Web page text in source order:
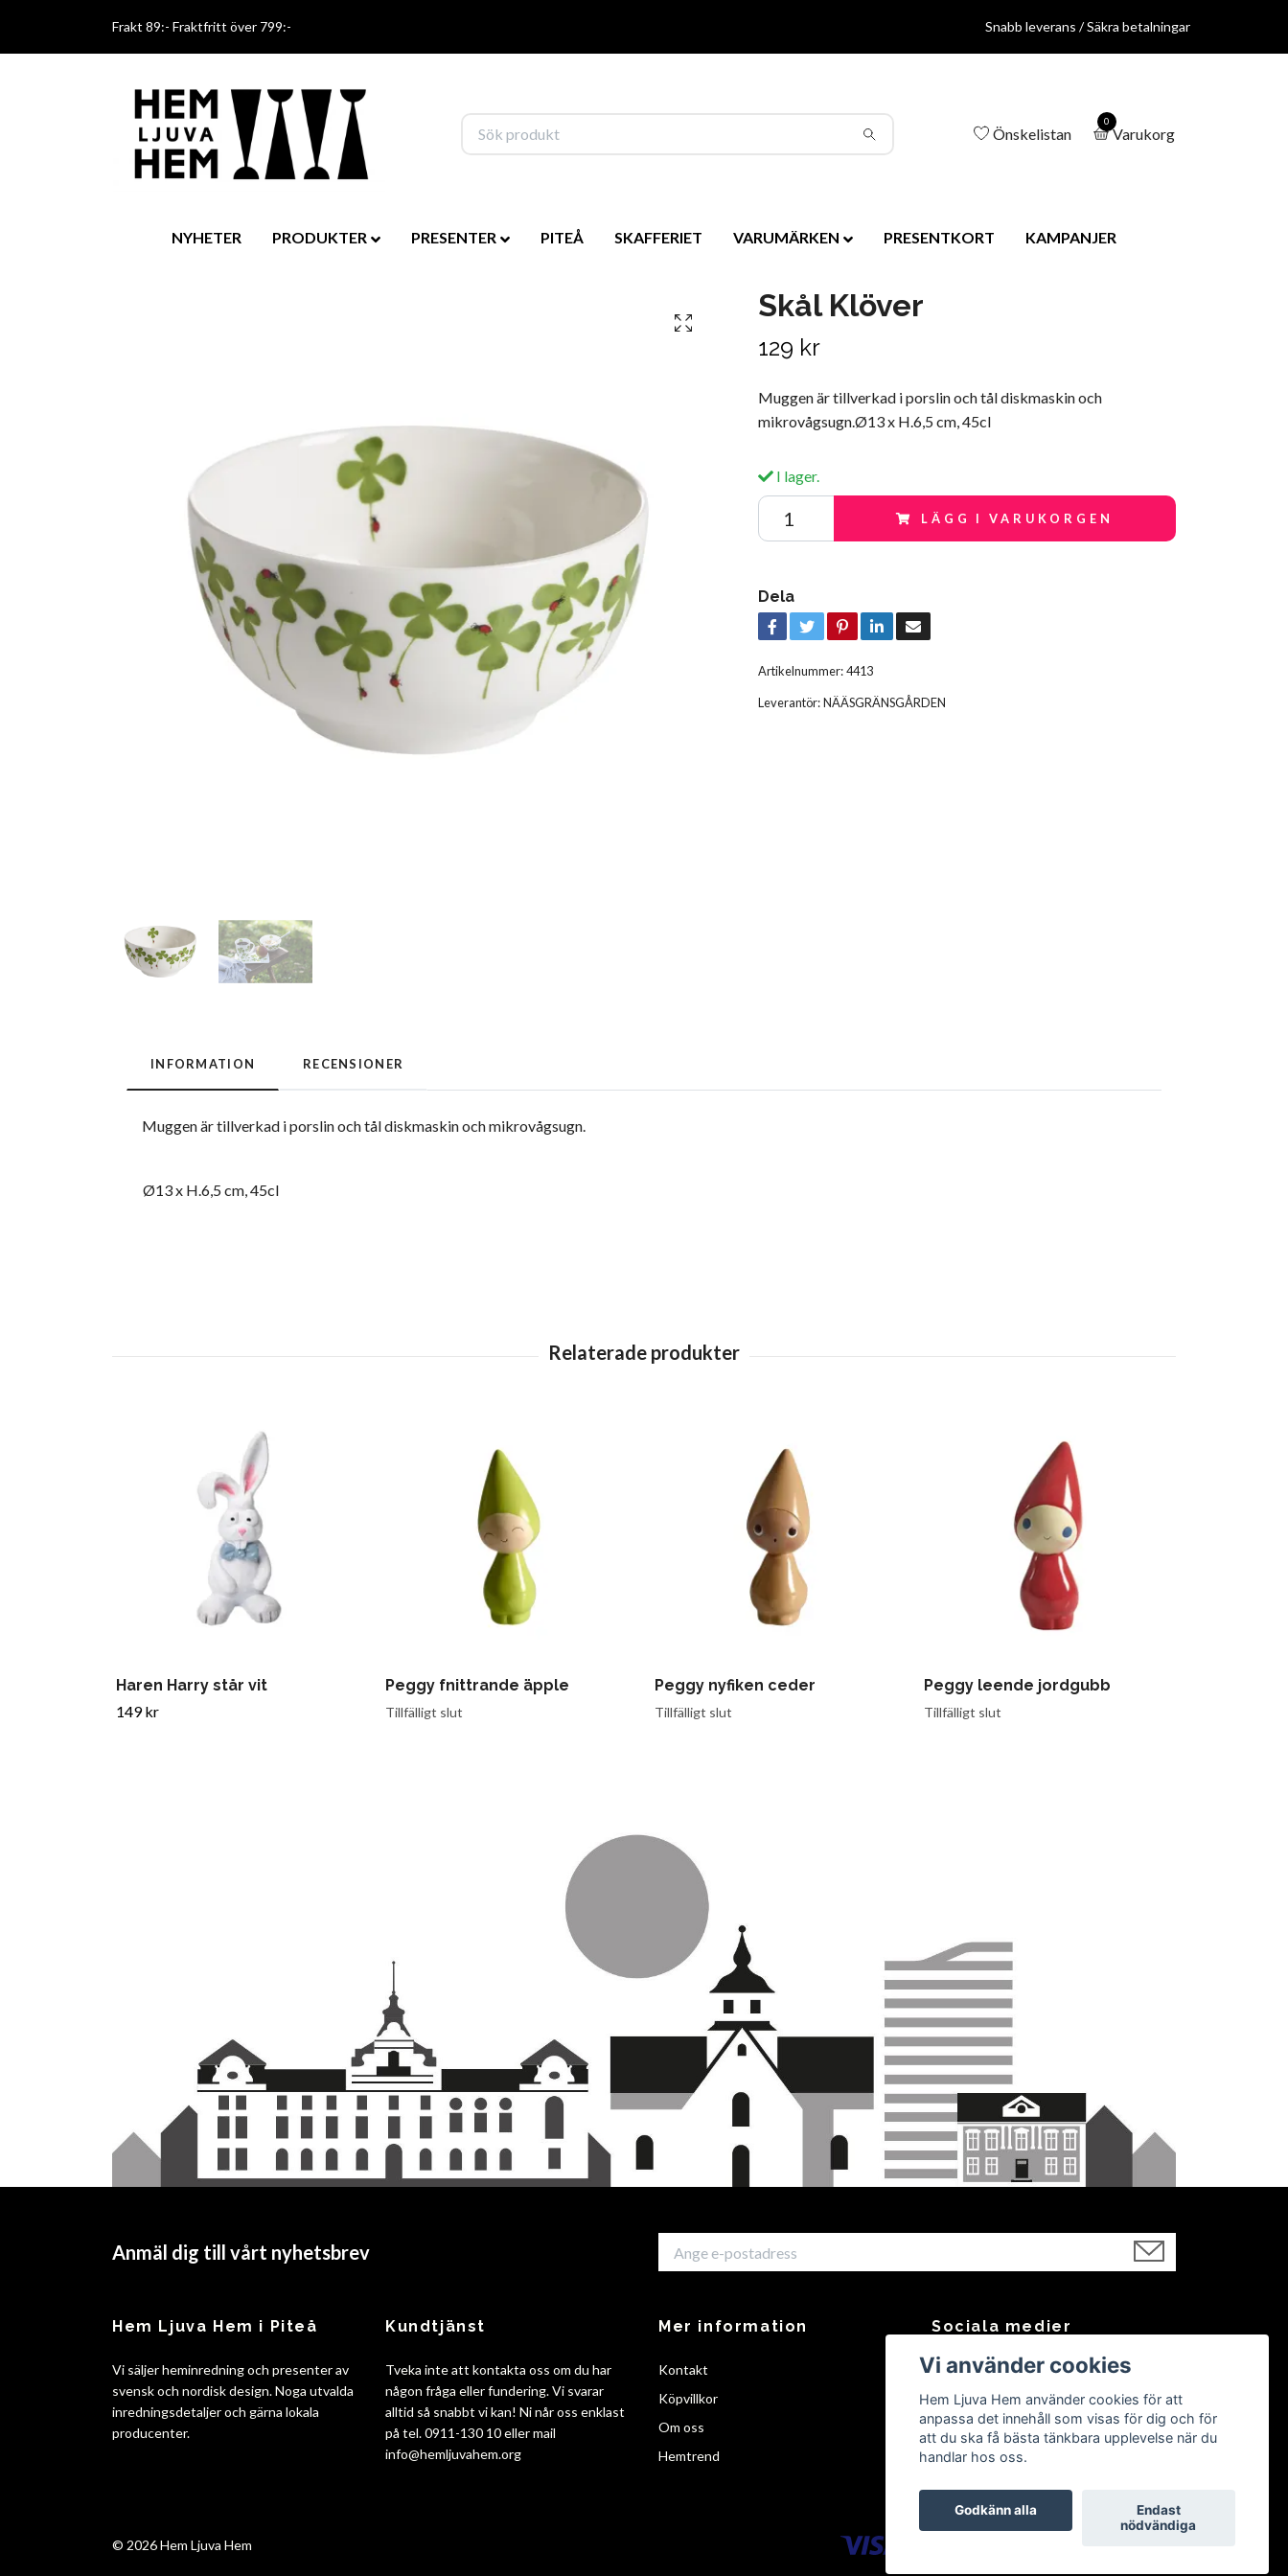
Frakt 89:- Fraktfritt över 799:- Snabb leverans / Säkra betalningar
Önskelistan
0
Varukorg
NYHETER PRODUKTER PRESENTER PITEÅ SKAFFERIET VARUMÄRKEN PRESENTKORT KAMPANJER
Skål Klöver
129 kr
Muggen är tillverkad i porslin och tål diskmaskin och
mikrovågsugn.Ø13 x H.6,5 cm, 45cl
I lager.
LÄGG I VARUKORGEN
Dela
Artikelnummer:4413
Leverantör:NÄÄSGRÄNSGÅRDEN
INFORMATION RECENSIONER
Muggen är tillverkad i porslin och tål diskmaskin och mikrovågsugn.
Ø13 x H.6,5 cm, 45cl
Haren Harry står vit
149 kr
Peggy fnittrande äpple
Tillfälligt slut
Peggy nyfiken ceder
Tillfälligt slut
Peggy leende jordgubb
Tillfälligt slut
Anmäl dig till vårt nyhetsbrev
Hem Ljuva Hem i Piteå
Vi säljer heminredning och presenter av
svensk och nordisk design. Noga utvalda
inredningsdetaljer och gärna lokala
producenter.
Kundtjänst
Tveka inte att kontakta oss om du har
någon fråga eller fundering. Vi svarar
alltid så snabbt vi kan! Ni når oss enklast
på tel. 0911-130 10 eller mail
info@hemljuvahem.org
Mer information
Kontakt
Köpvillkor
Om oss
Hemtrend
Sociala medier
Facebook
Instagram
© 2026 Hem Ljuva Hem
Vi använder cookies
Hem Ljuva Hem använder cookies för att
anpassa det innehåll som visas för dig och för
att du ska få bästa tänkbara upplevelse när du
handlar hos oss.
Godkänn alla
Endast
nödvändiga